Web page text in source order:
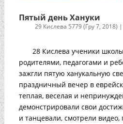
Пятый день Хануки
29 Кислева 5779 (Гру 7, 2018) |
28 Кислева ученики
родителями, педагогами и
зажгли пятую ханукальную
праздничный вечер в
теплая, веселая и
демонстрировали свои
и танцевали, смотрели видео,